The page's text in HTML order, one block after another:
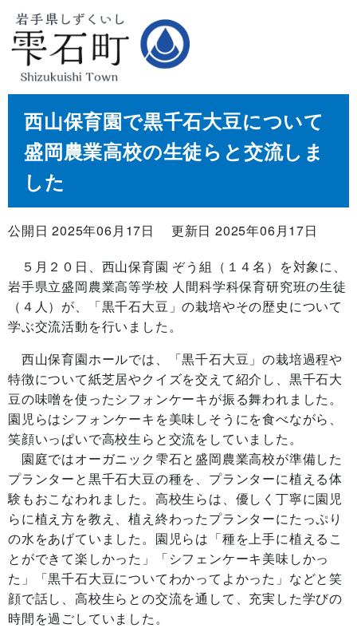
西山保育園で黒千石大豆について
盛岡農業高校の生徒らと交流しま
した
公開日 2025年06月17日
更新日 2025年06月17日
５月２０日、西山保育園 ぞう組（１４名）を対象に、
岩手県立盛岡農業高等学校 人間科学科保育研究班の生徒
（４人）が、「黒千石大豆」の栽培やその歴史について
学ぶ交流活動を行いました。
西山保育園ホールでは、「黒千石大豆」の栽培過程や
特徴について紙芝居やクイズを交えて紹介し、黒千石大
豆の味噌を使ったシフォンケーキが振る舞われました。
園児らはシフォンケーキを美味しそうにを食べながら、
笑顔いっぱいで高校生らと交流をしていました。
園庭ではオーガニック雫石と盛岡農業高校が準備した
プランターと黒千石大豆の種を、プランターに植える体
験もおこなわれました。高校生らは、優しく丁寧に園児
らに植え方を教え、植え終わったプランターにたっぷり
の水をあげていました。園児らは「種を上手に植えるこ
とができて楽しかった」「シフェンケーキ美味しかっ
た」「黒千石大豆についてわかってよかった」などと笑
顔で話し、高校生らとの交流を通して、充実した学びの
時間を過ごしていました。